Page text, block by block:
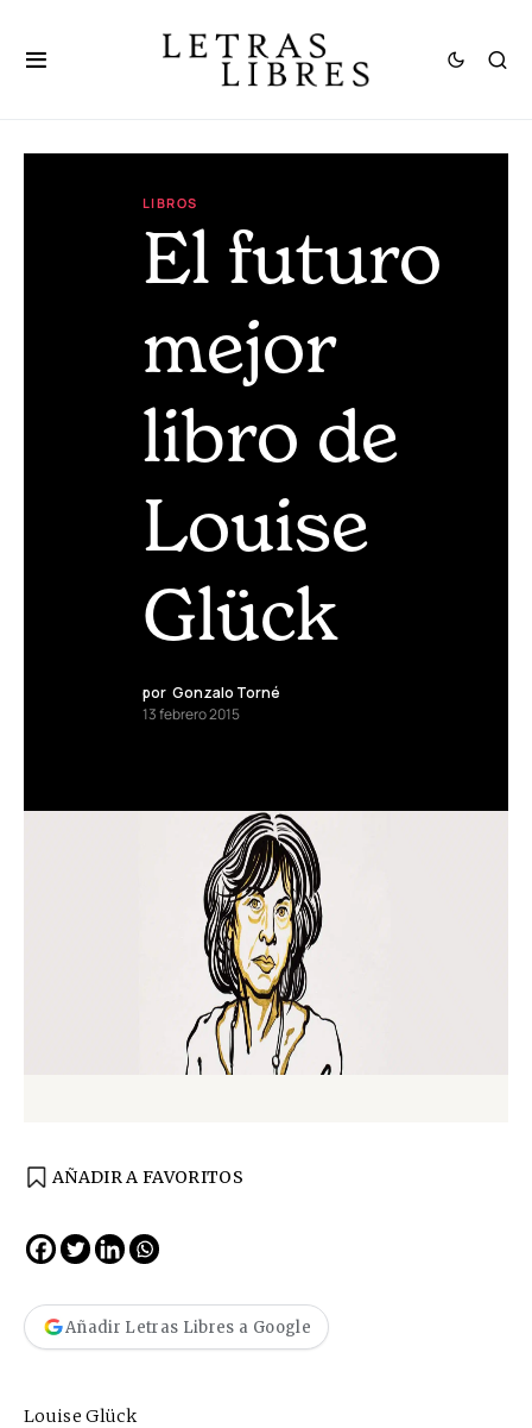
LIBROS
El futuro
mejor
libro de
Louise
Glück
por Gonzalo Torné
13 febrero 2015
AÑADIR A FAVORITOS
Añadir Letras Libres a Google
Louise Glück